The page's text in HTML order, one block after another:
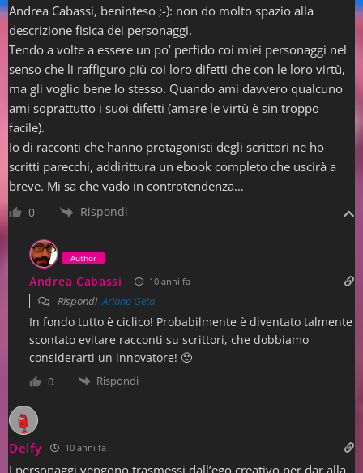
Andrea Cabassi, beninteso ;-): non do molto spazio alla
descrizione fisica dei personaggi.
Tendo a volte a essere un po’ perfido coi miei personaggi nel
senso che li raffiguro più coi loro difetti che con le loro virtù,
ma gli voglio bene lo stesso. Quando ami davvero qualcuno
ami soprattutto i suoi difetti (amare le virtù è sin troppo
facile).
Io di racconti che hanno protagonisti degli scrittori ne ho
scritti parecchi, addirittura un ebook completo che uscirà a
breve. Mi sa che vado in controtendenza…
0 Rispondi
Author
Andrea Cabassi 10 anni fa
RispondiAriano Geta
In fondo tutto è ciclico! Probabilmente è diventato talmente
scontato evitare racconti su scrittori, che dobbiamo
considerarti un innovatore! 🙂
0 Rispondi
Delfy 10 anni fa